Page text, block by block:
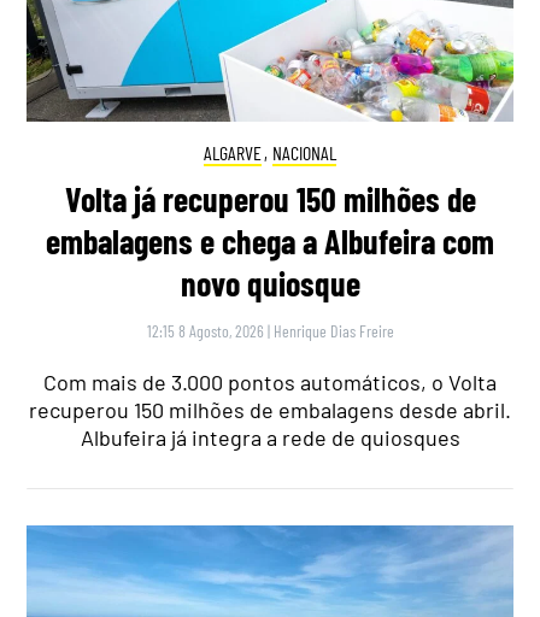
ALGARVE, NACIONAL
Volta já recuperou 150 milhões de
embalagens e chega a Albufeira com
novo quiosque
12:15 8 Agosto, 2026 | Henrique Dias Freire
Com mais de 3.000 pontos automáticos, o Volta
recuperou 150 milhões de embalagens desde abril.
Albufeira já integra a rede de quiosques